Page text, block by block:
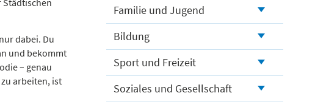
dabei. Du
und bekommt
– genau
arbeiten, ist
Familie und Jugend
Bildung
Sport und Freizeit
Soziales und Gesellschaft